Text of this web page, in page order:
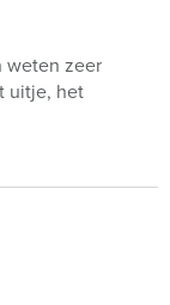
weten zeer
uitje, het